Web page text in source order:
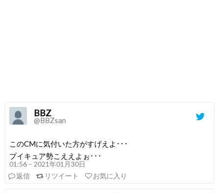
BBZ
@BBZsan
このCMに気付いた方がすげえよ･･･
プイキュア勢こええよぉ･･･
01:56 – 2021年01月30日
返信
リツイート お気に入り